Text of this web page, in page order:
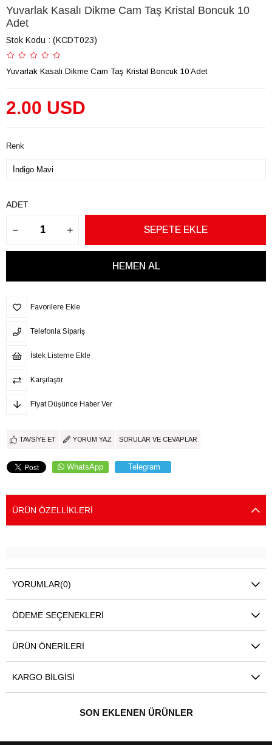
Yuvarlak Kasalı Dikme Cam Taş Kristal Boncuk 10
Adet
Stok Kodu (KCDT023)
Yuvarlak Kasalı Dikme Cam Taş Kristal Boncuk 10 Adet
2.00 USD
Renk
ADET
Favorilere Ekle
Telefonla Sipariş
İstek Listeme Ekle
Karşılaştır
Fiyat Düşünce Haber Ver
TAVSIYE ET YORUM YAZ SORULAR VE CEVAPLAR
WhatsApp Telegram
ÜRÜN ÖZELLIKLERI
YORUMLAR(0)
ÖDEME SEÇENEKLERI
ÜRÜN ÖNERILERI
KARGO BILGISI
SON EKLENEN ÜRÜNLER